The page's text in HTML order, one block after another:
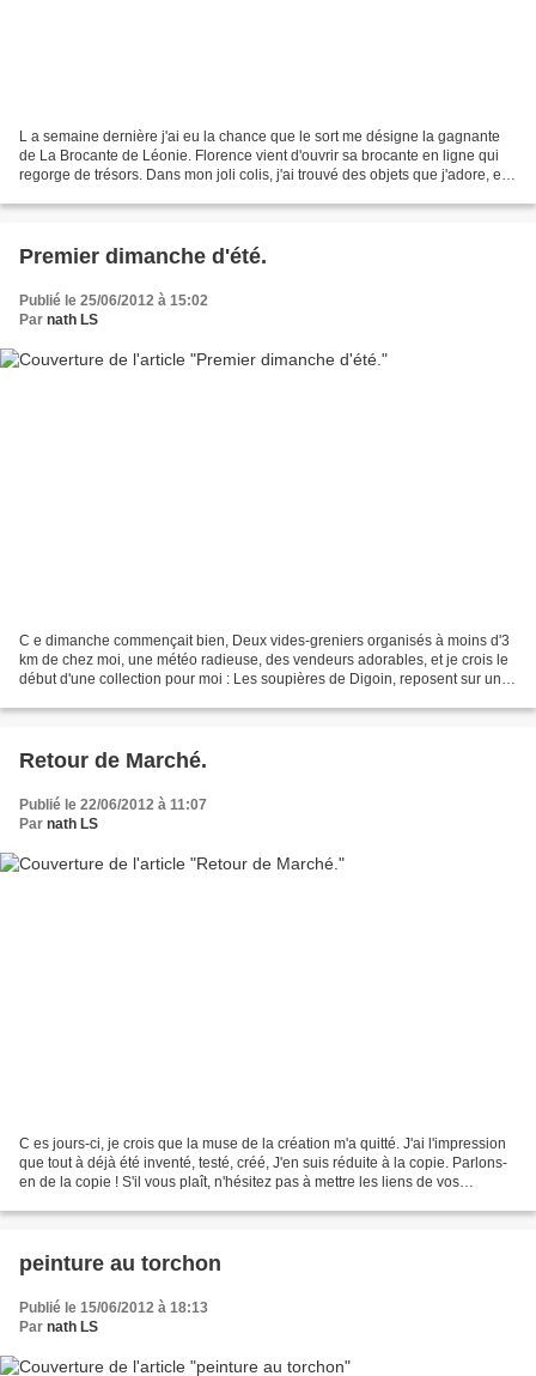
L a semaine dernière j'ai eu la chance que le sort me désigne la gagnante
de La Brocante de Léonie. Florence vient d'ouvrir sa brocante en ligne qui
regorge de trésors. Dans mon joli colis, j'ai trouvé des objets que j'adore, elle
Premier dimanche d'été.
Publié le 25/06/2012 à 15:02
Par nath LS
C e dimanche commençait bien, Deux vides-greniers organisés à moins d'3
km de chez moi, une météo radieuse, des vendeurs adorables, et je crois le
début d'une collection pour moi : Les soupières de Digoin, reposent sur une
Retour de Marché.
Publié le 22/06/2012 à 11:07
Par nath LS
C es jours-ci, je crois que la muse de la création m'a quitté. J'ai l'impression
que tout à déjà été inventé, testé, créé, J'en suis réduite à la copie. Parlons-
en de la copie ! S'il vous plaît, n'hésitez pas à mettre les liens de vos
peinture au torchon
Publié le 15/06/2012 à 18:13
Par nath LS